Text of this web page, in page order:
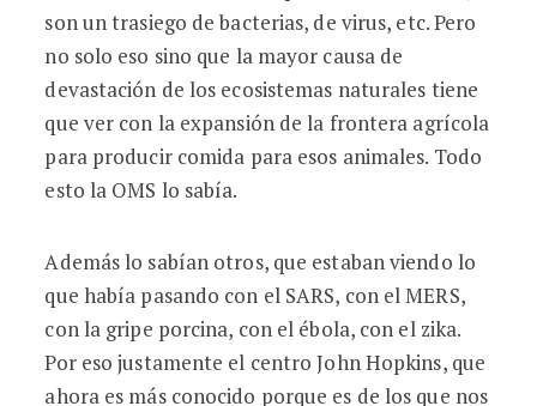
son un trasiego de bacterias, de virus, etc. Pero
no solo eso sino que la mayor causa de
devastación de los ecosistemas naturales tiene
que ver con la expansión de la frontera agrícola
para producir comida para esos animales. Todo
esto la OMS lo sabía.
Además lo sabían otros, que estaban viendo lo
que había pasando con el SARS, con el MERS,
con la gripe porcina, con el ébola, con el zika.
Por eso justamente el centro John Hopkins, que
ahora es más conocido porque es de los que nos